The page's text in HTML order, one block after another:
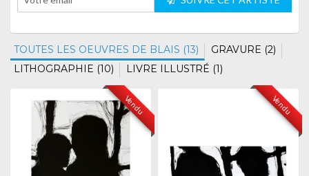
TOUTES LES OEUVRES DE BLAIS (13)
GRAVURE (2)
LITHOGRAPHIE (10)
LIVRE ILLUSTRÉ (1)
Vendu Vendu